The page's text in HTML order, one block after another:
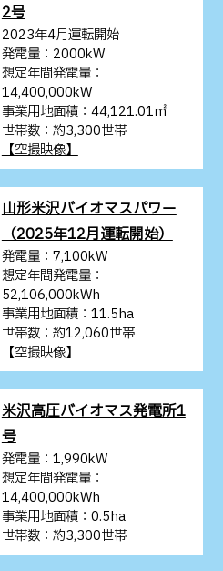
2号
2023年4月運転開始
発電量：2000kW
想定年間発電量：
14,400,000kW
事業用地面積：44,121.01㎡
世帯数：約3,300世帯
【空撮映像】
山形米沢バイオマスパワー
（2025年12月運転開始）
発電量：7,100kW
想定年間発電量：
52,106,000kWh
事業用地面積：11.5ha
世帯数：約12,060世帯
【空撮映像】
米沢高圧バイオマス発電所1
号
発電量：1,990kW
想定年間発電量：
14,400,000kWh
事業用地面積：0.5ha
世帯数：約3,300世帯